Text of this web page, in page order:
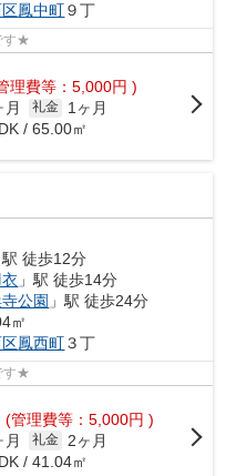
鳳中町９丁
す★
理費等：5,000円 )
月 礼金
1ヶ月
/ 65.00㎡
駅 徒歩12分
」駅 徒歩14分
公園 」駅 徒歩24分
㎡
鳳西町３丁
す★
(管理費等：5,000円 )
月 礼金
2ヶ月
/ 41.04㎡